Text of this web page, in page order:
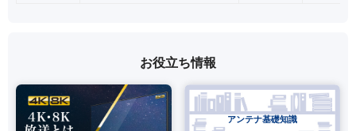
お役立ち情報
アンテナ基礎知識